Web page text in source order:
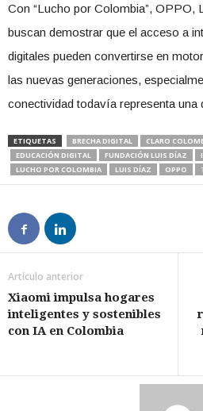
Con “Lucho por Colombia”, OPPO,
buscan demostrar que el acceso a
digitales pueden convertirse en
las nuevas generaciones,
conectividad todavía representa una
ETIQUETAS BRECHA DIGITAL CLARO
EDUCACIÓN DIGITAL
FUNDACIÓN LUIS DÍAZ
LUCHO POR COLOMBIA
LUIS DÍAZ OPPO
Artículo anterior
Xiaomi impulsa hogares
inteligentes y sostenibles
con IA en Colombia